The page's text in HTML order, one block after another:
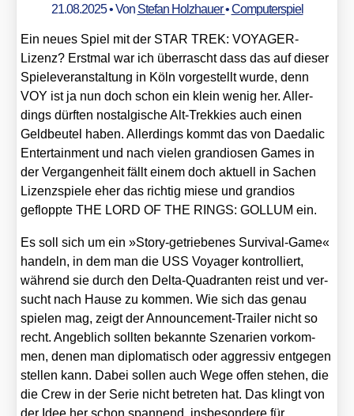
21.08.2025• Von Stefan Holzhauer•Computerspiel
Ein neu­es Spiel mit der STAR TREK: VOY­A­GER-
Lizenz? Erst­mal war ich über­rascht dass das auf die­ser
Spie­le­ver­an­stal­tung in Köln vor­ge­stellt wur­de, denn
VOY ist ja nun doch schon ein klein wenig her. Aller­
dings dürf­ten nost­al­gi­sche Alt-Trek­kies auch einen
Geld­beu­tel haben. Aller­dings kommt das von Daeda­lic
Enter­tain­ment und nach vie­len gran­dio­sen Games in
der Ver­gan­gen­heit fällt einem doch aktu­ell in Sachen
Lizenz­spie­le eher das rich­tig mie­se und gran­di­os
geflopp­te THE LORD OF THE RINGS: GOLLUM ein.
Es soll sich um ein »Sto­ry-getrie­be­nes Sur­vi­val-Game«
han­deln, in dem man die USS Voy­a­ger kon­trol­liert,
wäh­rend sie durch den Del­ta-Qua­dran­ten reist und ver­
sucht nach Hau­se zu kom­men. Wie sich das genau
spie­len mag, zeigt der Announce­ment-Trai­ler nicht so
recht. Angeb­lich soll­ten bekann­te Sze­na­ri­en vor­kom­
men, denen man diplo­ma­tisch oder aggres­siv ent­ge­gen
stel­len kann. Dabei sol­len auch Wege offen ste­hen, die
die Crew in der Serie nicht betre­ten hat. Das klingt von